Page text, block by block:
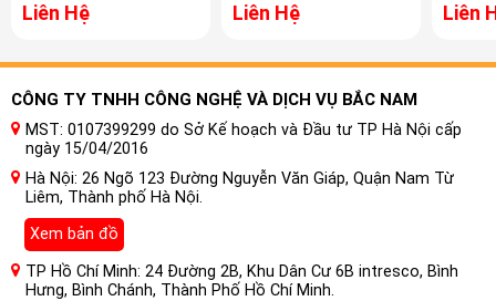
Liên Hệ Liên Hệ Liên
CÔNG TY TNHH CÔNG NGHỆ VÀ DỊCH VỤ BẮC NAM
MST: 0107399299 do Sở Kế hoạch và Đầu tư TP Hà Nội cấp
ngày 15/04/2016
Hà Nội: 26 Ngõ 123 Đường Nguyễn Văn Giáp, Quận Nam Từ
Liêm, Thành phố Hà Nội.
Xem bản đồ
TP Hồ Chí Minh: 24 Đường 2B, Khu Dân Cư 6B intresco, Bình
Hưng, Bình Chánh, Thành Phố Hồ Chí Minh.